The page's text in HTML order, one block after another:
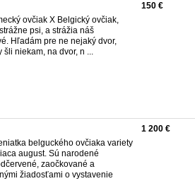
ovčiak X Belgický ovčiak,
psi, a strážia náš
Hľadám pre ne nejaký dvor,
niekam, na dvor, n ...
150 €
belguckého ovčiaka variety
august. Sú narodené
zaočkované a
žiadosťami o vystavenie
1 200 €